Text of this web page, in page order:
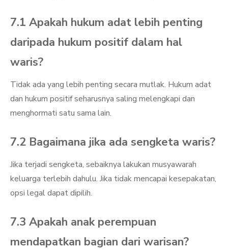
7.1 Apakah hukum adat lebih penting
daripada hukum positif dalam hal
waris?
Tidak ada yang lebih penting secara mutlak. Hukum adat
dan hukum positif seharusnya saling melengkapi dan
menghormati satu sama lain.
7.2 Bagaimana jika ada sengketa waris?
Jika terjadi sengketa, sebaiknya lakukan musyawarah
keluarga terlebih dahulu. Jika tidak mencapai kesepakatan,
opsi legal dapat dipilih.
7.3 Apakah anak perempuan
mendapatkan bagian dari warisan?